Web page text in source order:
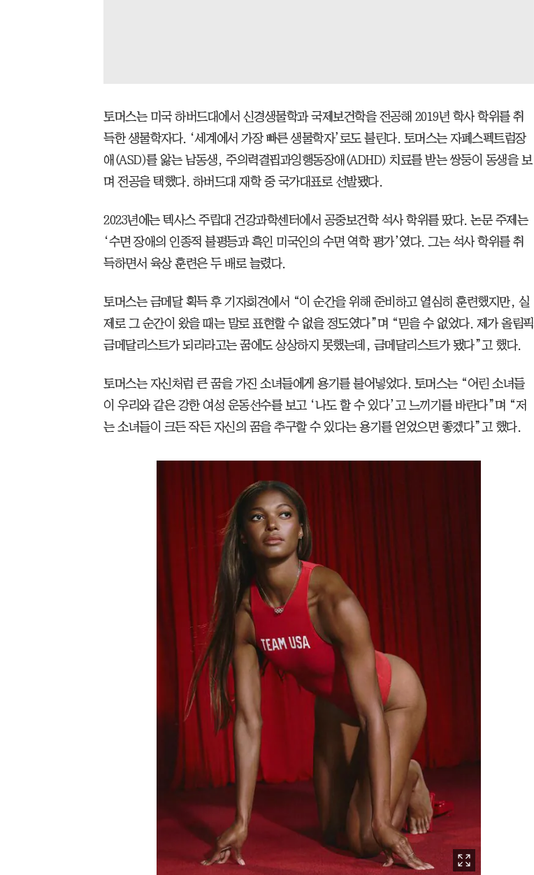
토머스는 미국 하버드대에서 신경생물학과 국제보건학을 전공해 2019년 학사 학위를 취
득한 생물학자다. ‘세계에서 가장 빠른 생물학자’로도 불린다. 토머스는 자폐스펙트럼장
애(ASD)를 앓는 남동생, 주의력결핍과잉행동장애(ADHD) 치료를 받는 쌍둥이 동생을 보
며 전공을 택했다. 하버드대 재학 중 국가대표로 선발됐다.
2023년에는 텍사스 주립대 건강과학센터에서 공중보건학 석사 학위를 땄다. 논문 주제는
‘수면 장애의 인종적 불평등과 흑인 미국인의 수면 역학 평가’였다. 그는 석사 학위를 취
득하면서 육상 훈련은 두 배로 늘렸다.
토머스는 금메달 획득 후 기자회견에서 “이 순간을 위해 준비하고 열심히 훈련했지만, 실
제로 그 순간이 왔을 때는 말로 표현할 수 없을 정도였다”며 “믿을 수 없었다. 제가 올림픽
금메달리스트가 되리라고는 꿈에도 상상하지 못했는데, 금메달리스트가 됐다”고 했다.
토머스는 자신처럼 큰 꿈을 가진 소녀들에게 용기를 불어넣었다. 토머스는 “어린 소녀들
이 우리와 같은 강한 여성 운동선수를 보고 ‘나도 할 수 있다’고 느끼기를 바란다”며 “저
는 소녀들이 크든 작든 자신의 꿈을 추구할 수 있다는 용기를 얻었으면 좋겠다”고 했다.